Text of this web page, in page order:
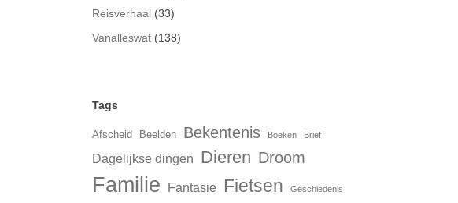
Reisverhaal(33)
Vanalleswat(138)
Tags
Afscheid Beelden Bekentenis Boeken Brief
Dagelijkse dingen Dieren Droom
Familie Fantasie Fietsen Geschiedenis